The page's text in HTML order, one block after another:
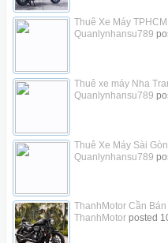
Thuê Xe Máy
Quanlynhansu789
Thuê xe máy Nha
Quanlynhansu789
Thuê Xe Máy Sài
Quanlynhansu789
ThanhMotor Cần
ThanhMotorposted